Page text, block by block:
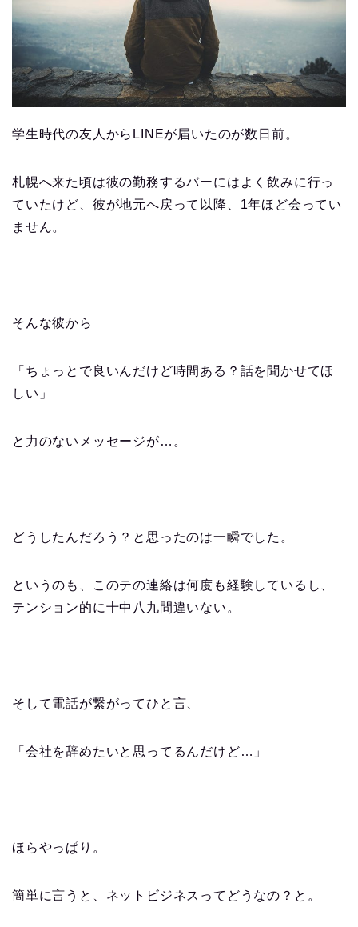
学生時代の友人からLINEが届いたのが数日前。
札幌へ来た頃は彼の勤務するバーにはよく飲みに行っ
ていたけど、彼が地元へ戻って以降、1年ほど会ってい
ません。
そんな彼から
「ちょっとで良いんだけど時間ある？話を聞かせてほ
しい」
と力のないメッセージが…。
どうしたんだろう？と思ったのは一瞬でした。
というのも、このテの連絡は何度も経験しているし、
テンション的に十中八九間違いない。
そして電話が繋がってひと言、
「会社を辞めたいと思ってるんだけど…」
ほらやっぱり。
簡単に言うと、ネットビジネスってどうなの？と。